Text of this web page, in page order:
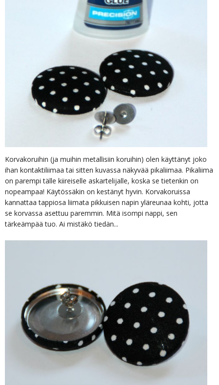
Korvakoruihin (ja muihin metallisiin koruihin) olen käyttänyt joko
ihan kontaktiliimaa tai sitten kuvassa näkyvää pikaliimaa. Pikaliima
on parempi tälle kiireiselle askartelijalle, koska se tietenkin on
nopeampaa! Käytössäkin on kestänyt hyvin. Korvakoruissa
kannattaa tappiosa liimata pikkuisen napin yläreunaa kohti, jotta
se korvassa asettuu paremmin. Mitä isompi nappi, sen
tärkeämpää tuo. Ai mistäkö tiedän...